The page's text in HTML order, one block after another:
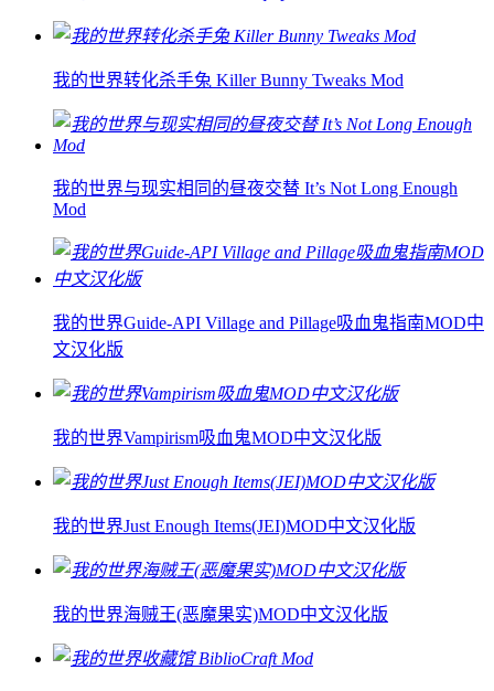
我的世界转化杀手兔 Killer Bunny Tweaks Mod
我的世界与现实相同的昼夜交替 It’s Not Long Enough
Mod
我的世界Guide-API Village and Pillage吸血鬼指南MOD中
文汉化版
我的世界Vampirism吸血鬼MOD中文汉化版
我的世界Just Enough Items(JEI)MOD中文汉化版
我的世界海贼王(恶魔果实)MOD中文汉化版